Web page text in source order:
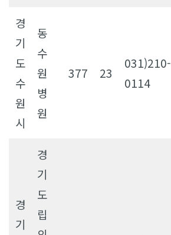
경
기
도
수
원
시
동
수
원
병
원
377 23
031)210-
0114
경
기
경
기
도
립